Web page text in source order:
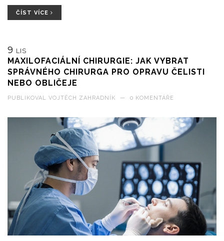
ČÍST VÍCE
9 LIS
MAXILOFACIÁLNÍ CHIRURGIE: JAK VYBRAT
SPRÁVNÉHO CHIRURGA PRO OPRAVU ČELISTI
NEBO OBLIČEJE
PUBLIKOVAL VOJTĚCH ZAHRADNÍK — 0 KOMENTÁŘE